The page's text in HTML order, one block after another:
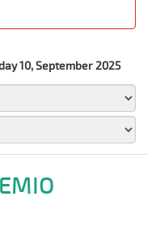
10, September 2025